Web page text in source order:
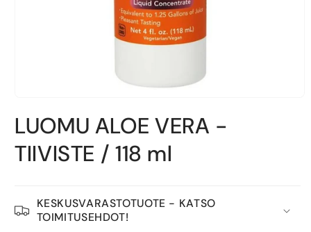
modaalisessa
ikkunassa
LUOMU ALOE VERA -
TIIVISTE / 118 ml
KESKUSVARASTOTUOTE - KATSO
TOIMITUSEHDOT!